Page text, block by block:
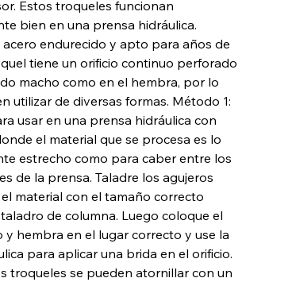
Estos troqueles funcionan
bien en una prensa hidráulica.
acero endurecido y apto para años de
tiene un orificio continuo perforado
macho como en el hembra, por lo
utilizar de diversas formas. Método 1:
usar en una prensa hidráulica con
el material que se procesa es lo
estrecho como para caber entre los
de la prensa. Taladre los agujeros
material con el tamaño correcto
de columna. Luego coloque el
y hembra en el lugar correcto y use la
para aplicar una brida en el orificio.
troqueles se pueden atornillar con un